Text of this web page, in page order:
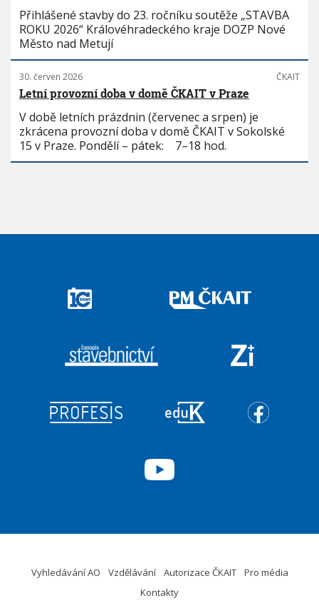
Přihlášené stavby do 23. ročníku soutěže „STAVBA
ROKU 2026“ Královéhradeckého kraje DOZP Nové
Město nad Metují
30. červen 2026 ČKAIT
Letní provozní doba v domě ČKAIT v Praze
V době letních prázdnin (červenec a srpen) je
zkrácena provozní doba v domě ČKAIT v Sokolské
15 v Praze. Pondělí – pátek: 7–18 hod.
Vyhledávání AO Vzdělávání Autorizace ČKAIT
Pro média
Kontakty